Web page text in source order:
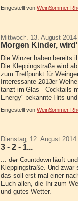
Eingestellt von WeinSommer
Mittwoch, 13. August 2014
Morgen Kinder,
Die Winzer haben bereits
Die Kleppingstraße wird
zum Treffpunkt für
Interessante 2013er
tanzt im Glas - Cocktails
Energy" bekannte Hits und
Eingestellt von WeinSommer
Dienstag, 12. August 2014
3 - 2 - 1...
... der Countdown läuft
Kleppingstraße. Und zwar
das soll erst mal einer
Euch allen, die Ihr zum
und gutes Wetter.